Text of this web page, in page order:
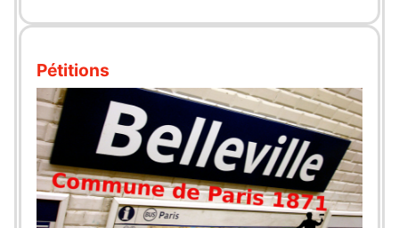
Pétitions